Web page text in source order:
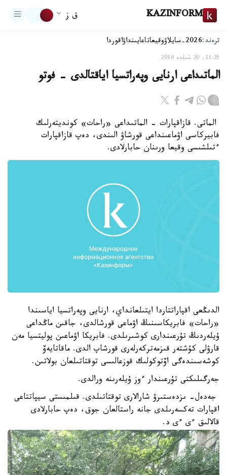
KAZINFORM ق ز
ترەند:2026-سايلاۋ وقيعاتاعايىنداۋاقوردا
11:25, 20 شىلدە 2016
الماتىداعى ارنايى وپەراتسيا اياقتالدى - فوتو
الماتى. قازاقپارات - الماتىداعى «راحات» كونديتەرلىك
فابيركاسى اۋماعىنداعى قورشاۋ الىندى، دەپ قازاقپارات
ءتىلشىسى وقيعا ورىنان حابارلادى.
الدىڭعى اقپاراتتاردا ايتىلعانداي، ارنايى وپەراتسيا اياسىندا
«راحات» فابريكاسىنىڭ اۋماعى قورشالدى، جاقىن ماڭداعى
ۇيلەردىڭ تۇرعىندارى كوشىرىلدى. فابريكا اۋماعىن پوليتسيا مەن
قارۋلى كۇشتەر قىزمەتركەرلەرى قورشاپ الدى. ماقاتايەۆ
كوشەسىندەگى اۆتوكولىك قوزعالىسى توقتاتىلعان بولاتىن.
جەرگىلىكتى تۇرعىندار ءوز ۇيلەرىنە ورالدى.
جەدەل- ىزدەستىرۋ شارالارى توقتاتىلدى. قىلمىستى سيپاتتاعى
اقپارات تەكسەرىلدى جانە راستالعان جوق، دەپ حابارلادى
قالالىق ءى ءى د.